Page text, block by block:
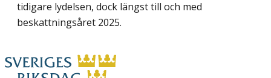
tidigare lydelsen, dock längst till och med
beskattningsåret 2025.